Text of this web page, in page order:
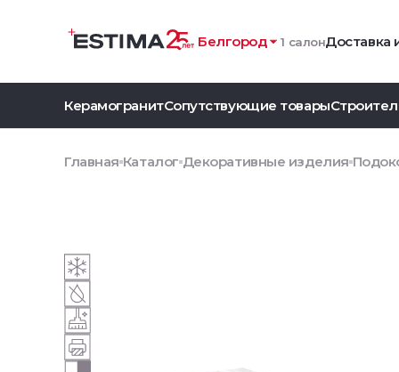
Белгород 1 салонДоставка
КерамогранитСопутствующие товары
Главная Каталог Декоративные изделия